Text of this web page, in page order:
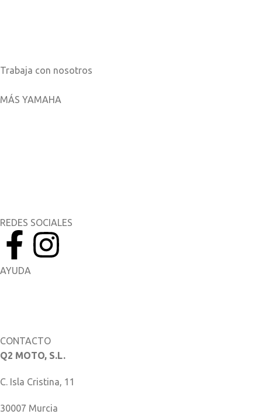
Trabaja con nosotros
MÁS YAMAHA
REDES SOCIALES
AYUDA
CONTACTO
Q2 MOTO, S.L.
C. Isla Cristina, 11
30007 Murcia